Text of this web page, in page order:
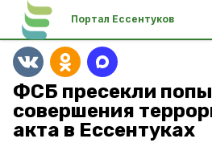
Портал Ессентуков
ФСБ пресекли
совершения
акта в Ессентуках